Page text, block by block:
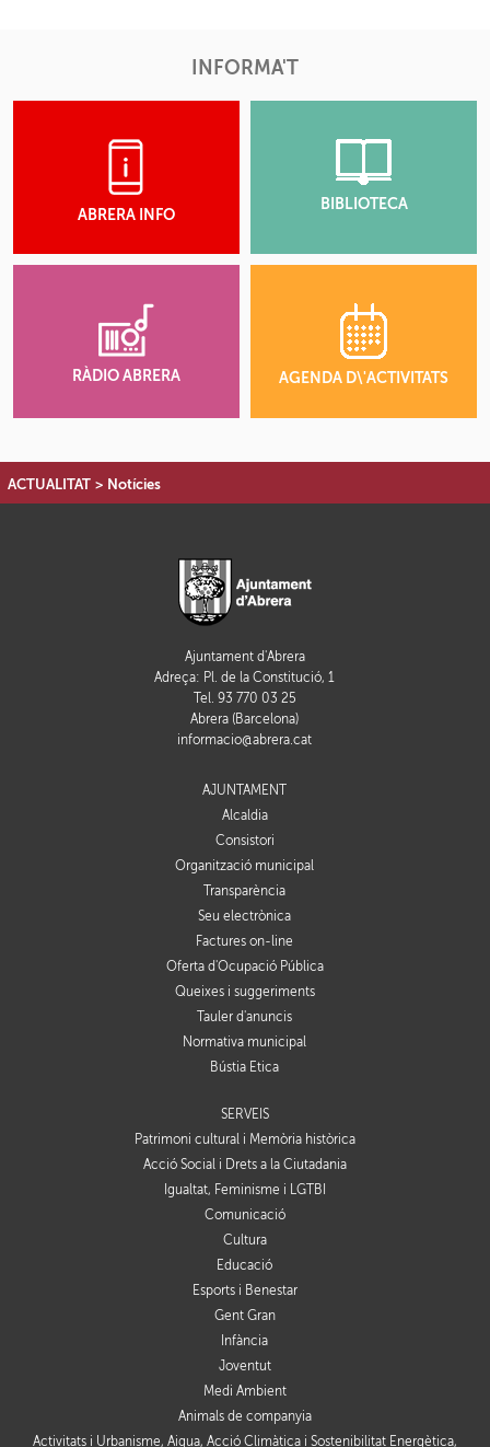
INFORMA'T
ABRERA INFO
BIBLIOTECA
RÀDIO ABRERA AGENDA D\'ACTIVITATS
ACTUALITAT > Notícies
Ajuntament d'Abrera
Adreça: Pl. de la Constitució, 1
Tel. 93 770 03 25
Abrera (Barcelona)
informacio@abrera.cat
AJUNTAMENT
Alcaldia
Consistori
Organització municipal
Transparència
Seu electrònica
Factures on-line
Oferta d'Ocupació Pública
Queixes i suggeriments
Tauler d'anuncis
Normativa municipal
Bústia Ètica
SERVEIS
Patrimoni cultural i Memòria històrica
Acció Social i Drets a la Ciutadania
Igualtat, Feminisme i LGTBI
Comunicació
Cultura
Educació
Esports i Benestar
Gent Gran
Infància
Joventut
Medi Ambient
Animals de companyia
Activitats i Urbanisme, Aigua, Acció Climàtica i Sostenibilitat Energètica,